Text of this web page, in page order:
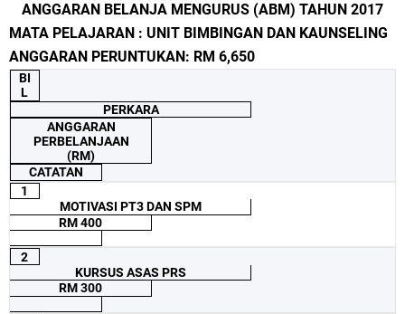
ANGGARAN BELANJA MENGURUS (ABM) TAHUN 2017
MATA PELAJARAN : UNIT BIMBINGAN DAN KAUNSELING
ANGGARAN PERUNTUKAN: RM 6,650
BI
L
PERKARA
ANGGARAN
PERBELANJAAN
(RM)
CATATAN
1
MOTIVASI PT3 DAN SPM
RM 400
2
KURSUS ASAS PRS
RM 300